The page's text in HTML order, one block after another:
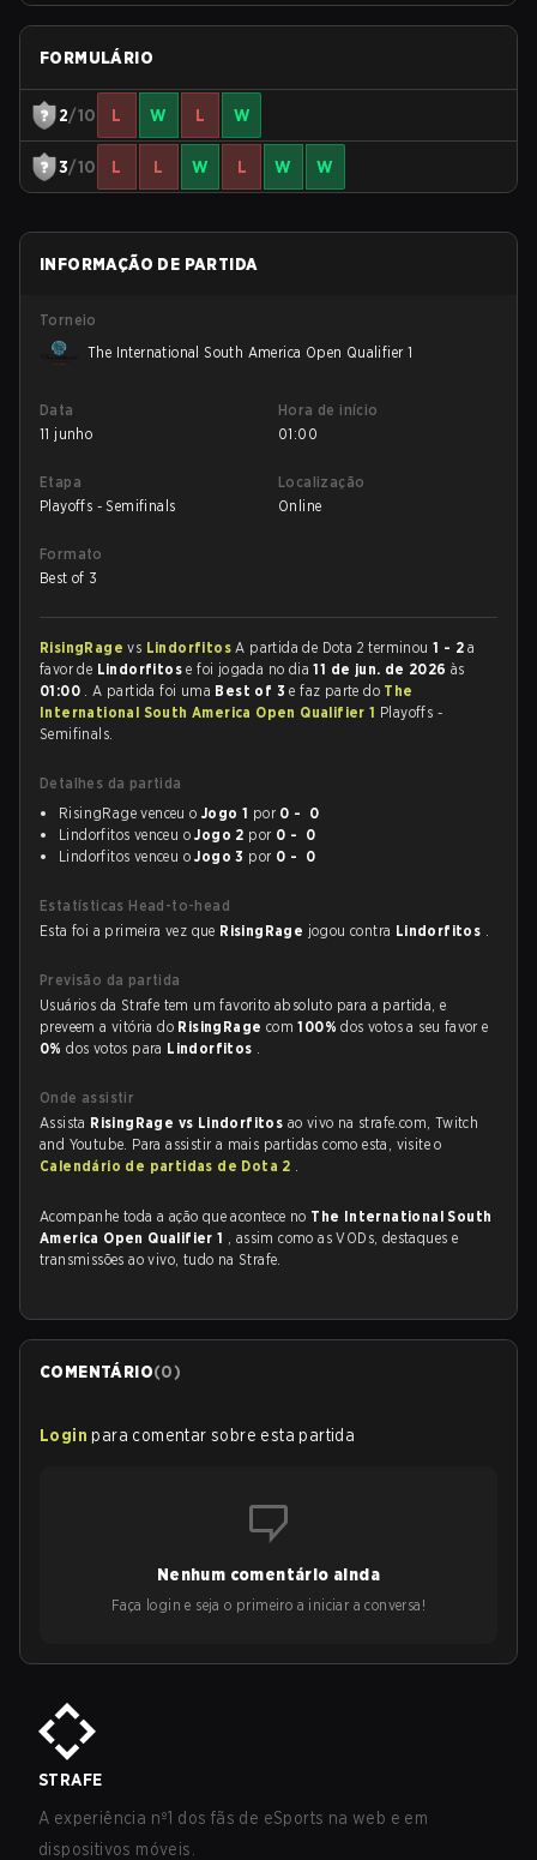
FORMULÁRIO
2/10 L W L W
3/10 L L W L W W
INFORMAÇÃO DE PARTIDA
Torneio
The International South America Open Qualifier 1
Data
11 junho
Hora de início
01:00
Etapa
Playoffs - Semifinals
Localização
Online
Formato
Best of 3
RisingRagevs LindorfitosA partida de Dota 2 terminou1 - 2 a
favor de Lindorfitose foi jogada no dia11 de jun. de 2026às
01:00 . A partida foi uma Best of 3e faz parte do The
International South America Open Qualifier 1 Playoffs -
Semifinals.
Detalhes da partida
RisingRage venceu o Jogo 1 por 0 - 0
Lindorfitos venceu oJogo 2 por 0 - 0
Lindorfitos venceu oJogo 3 por 0 - 0
Estatísticas Head-to-head
Esta foi a primeira vez que RisingRage jogou contra Lindorfitos .
Previsão da partida
Usuários da Strafe tem um favorito absoluto para a partida, e
preveem a vitória do RisingRage com100%dos votos a seu favor e
0%dos votos para Lindorfitos .
Onde assistir
Assista RisingRage vs Lindorfitos ao vivo na strafe.com, Twitch
and Youtube. Para assistir a mais partidas como esta, visite o
Calendário de partidas de Dota 2 .
Acompanhe toda a ação que acontece no The International South
America Open Qualifier 1 , assim como as VODs, destaques e
transmissões ao vivo, tudo na Strafe.
COMENTÁRIO(0)
Login para comentar sobre esta partida
Nenhum comentário ainda
Faça login e seja o primeiro a iniciar a conversa!
STRAFE
A experiência nº1 dos fãs de eSports na web e em
dispositivos móveis.